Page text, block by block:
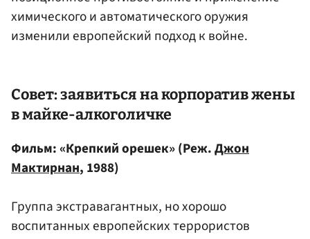
химического и автоматического оружия
изменили европейский подход к войне.
Совет: заявиться на корпоратив жены
в майке-алкоголичке
Фильм: «Крепкий орешек» (Реж.Джон
Мактирнан, 1988)
Группа экстравагантных, но хорошо
воспитанных европейских террористов